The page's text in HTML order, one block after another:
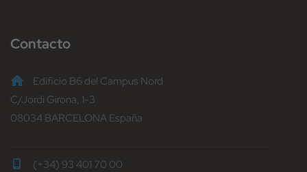
Contacto
Edificio B6 del Campus Nord
C/Jordi Girona, 1-3
08034 BARCELONA España
(+34) 93 401 70 00